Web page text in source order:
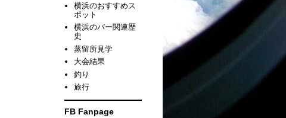
横浜のおすすめス
ポット
横浜のバー関連歴
史
蒸留所見学
大会結果
釣り
旅行
FB Fanpage